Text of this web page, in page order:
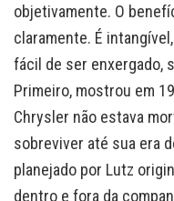
objetivamente. O
claramente. É
fácil de ser enxergado,
Primeiro, mostrou em
Chrysler não estava
sobreviver até sua era
planejado por Lutz
dentro e fora da